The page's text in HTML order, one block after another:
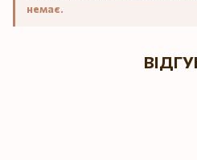
немає.